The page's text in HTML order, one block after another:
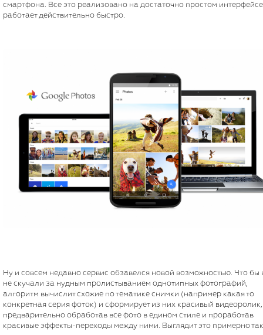
смартфона. Все это реализовано на достаточно простом
работает действительно быстро.
Ну и совсем недавно сервис обзавелся новой возможностью. Что бы
не скучали за нудным пролистыванием однотипных фотографий,
алгоритм вычислит схожие по тематике снимки (например какая то
конкретная серия фоток) и сформирует из них красивый видеоролик,
предварительно обработав все фото в едином стиле и проработав
красивые эффекты-переходы между ними. Выглядит это примерно